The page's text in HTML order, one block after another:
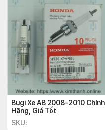
Bugi Xe AB 2008-2010 Chính
Hãng, Giá Tốt
SKU: